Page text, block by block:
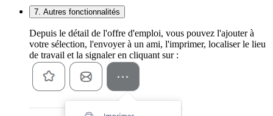
7. Autres fonctionnalités
Depuis le détail de l'offre d'emploi, vous pouvez l'ajouter à
votre sélection, l'envoyer à un ami, l'imprimer, localiser le lieu
de travail et la signaler en cliquant sur :